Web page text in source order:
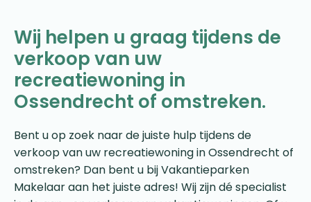
Wij helpen u graag tijdens de
verkoop van uw
recreatiewoning in
Ossendrecht of omstreken.
Bent u op zoek naar de juiste hulp tijdens de
verkoop van uw recreatiewoning in Ossendrecht of
omstreken? Dan bent u bij Vakantieparken
Makelaar aan het juiste adres! Wij zijn dé specialist